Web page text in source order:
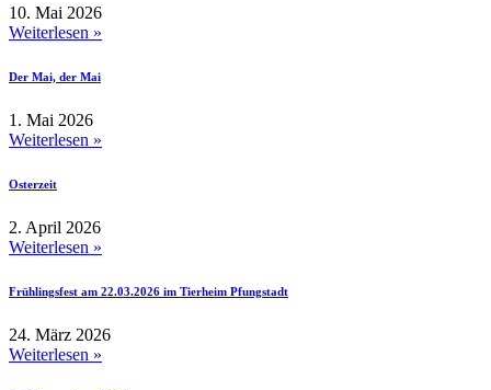
10. Mai 2026
Weiterlesen »
Der Mai, der Mai
1. Mai 2026
Weiterlesen »
Osterzeit
2. April 2026
Weiterlesen »
Frühlingsfest am 22.03.2026 im Tierheim Pfungstadt
24. März 2026
Weiterlesen »